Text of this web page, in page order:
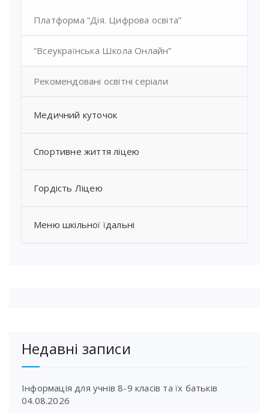
Платформа “Дія. Цифрова освіта”
“Всеукраїнська Школа Онлайн”
Рекомендовані освітні серіали
Медичний куточок
Спортивне життя ліцею
Гордість Ліцею
Меню шкільної їдальні
Недавні записи
Інформація для учнів 8-9 класів та їх батьків
04.08.2026